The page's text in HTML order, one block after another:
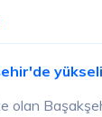
olan